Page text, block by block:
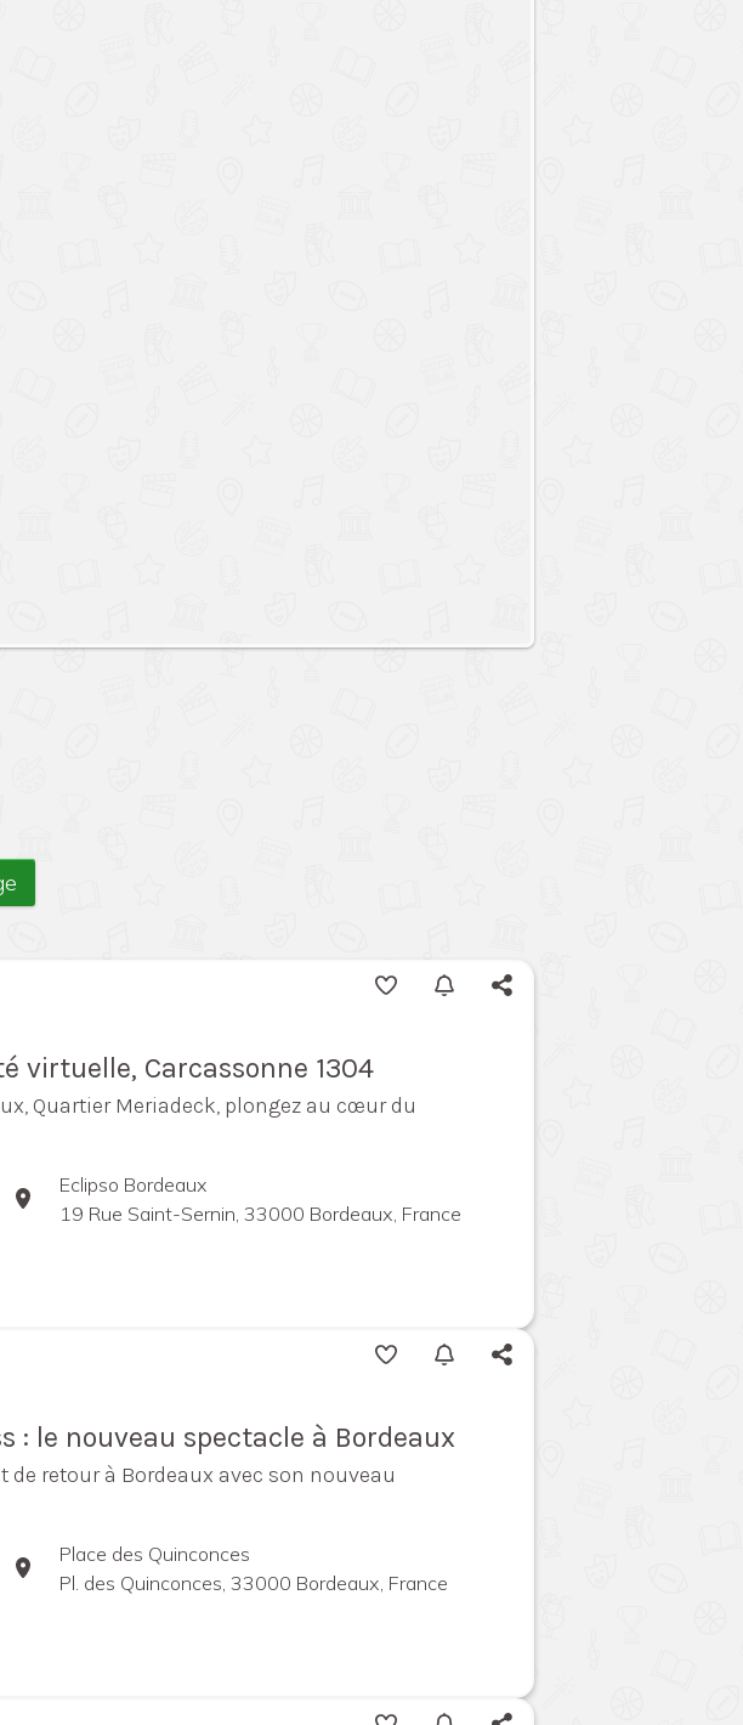
virtuelle, Carcassonne 1304
Quartier Meriadeck, plongez au cœur du
Eclipso Bordeaux
19 Rue Saint-Sernin, 33000 Bordeaux, France
: le nouveau spectacle à Bordeaux
de retour à Bordeaux avec son nouveau
Place des Quinconces
Pl. des Quinconces, 33000 Bordeaux, France